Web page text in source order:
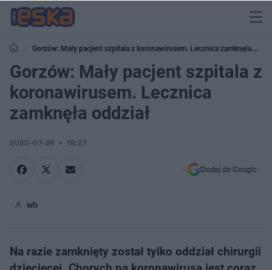
Gorzów: Mały pacjent szpitala z koronawirusem. Lecznica zamknęła
oddział
Gorzów: Mały pacjent szpitala z
koronawirusem. Lecznica
zamknęła oddział
2020-07-24 15:27
Dodaj do Google
wh
Na razie zamknięty został tylko oddział chirurgii